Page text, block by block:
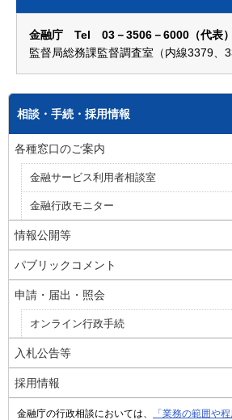
金融庁 Tel 03－3506－6000（代表）
監督局総務課監督調査室（内線3379、
相談・手続・採用情報
各種窓口のご案内
金融サービス利用者相談室
金融行政モニター
情報公開等
パブリックコメント
申請・届出・照会
オンライン行政手続
入札公告等
採用情報
金融庁の行政相談においては、
「業務の範囲や